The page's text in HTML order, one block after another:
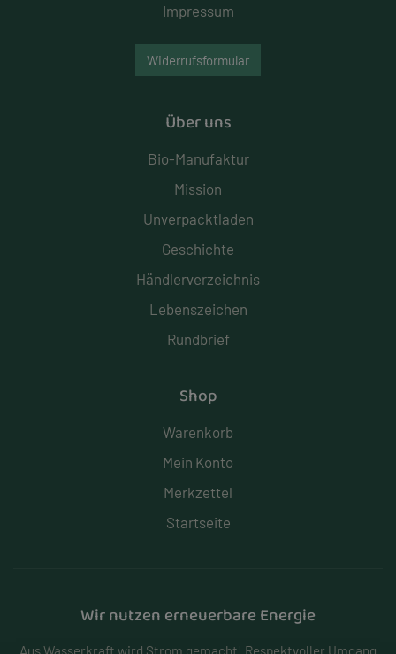
Impressum
Widerrufsformular
Über uns
Bio-Manufaktur
Mission
Unverpacktladen
Geschichte
Händlerverzeichnis
Lebenszeichen
Rundbrief
Shop
Warenkorb
Mein Konto
Merkzettel
Startseite
Wir nutzen erneuerbare Energie
Aus Wasserkraft wird Strom gemacht! Respektvoller Umgang